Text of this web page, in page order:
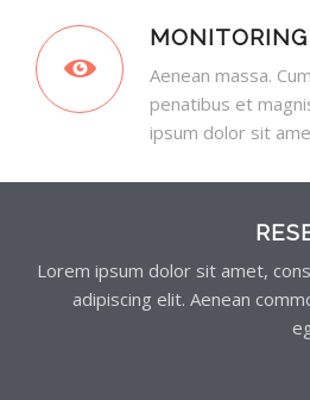
MONITORING
Aenean massa.
penatibus et
ipsum dolor sit
Lorem ipsum dolor sit amet,
adipiscing elit. Aenean